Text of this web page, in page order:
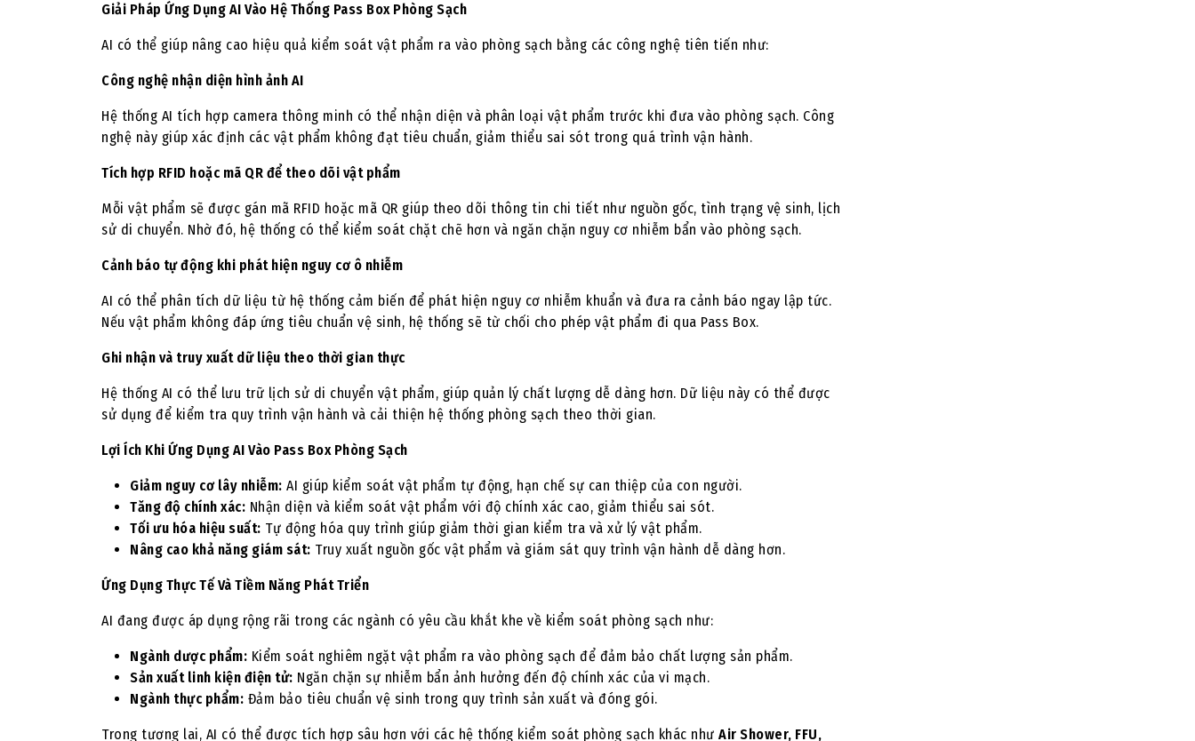
Giải Pháp Ứng Dụng AI Vào Hệ Thống Pass Box Phòng Sạch
AI có thể giúp nâng cao hiệu quả kiểm soát vật phẩm ra vào phòng sạch bằng các công nghệ tiên tiến như:
Công nghệ nhận diện hình ảnh AI
Hệ thống AI tích hợp camera thông minh có thể nhận diện và phân loại vật phẩm trước khi đưa vào phòng sạch. Công
nghệ này giúp xác định các vật phẩm không đạt tiêu chuẩn, giảm thiểu sai sót trong quá trình vận hành.
Tích hợp RFID hoặc mã QR để theo dõi vật phẩm
Mỗi vật phẩm sẽ được gán mã RFID hoặc mã QR giúp theo dõi thông tin chi tiết như nguồn gốc, tình trạng vệ sinh, lịch
sử di chuyển. Nhờ đó, hệ thống có thể kiểm soát chặt chẽ hơn và ngăn chặn nguy cơ nhiễm bẩn vào phòng sạch.
Cảnh báo tự động khi phát hiện nguy cơ ô nhiễm
AI có thể phân tích dữ liệu từ hệ thống cảm biến để phát hiện nguy cơ nhiễm khuẩn và đưa ra cảnh báo ngay lập tức.
Nếu vật phẩm không đáp ứng tiêu chuẩn vệ sinh, hệ thống sẽ từ chối cho phép vật phẩm đi qua Pass Box.
Ghi nhận và truy xuất dữ liệu theo thời gian thực
Hệ thống AI có thể lưu trữ lịch sử di chuyển vật phẩm, giúp quản lý chất lượng dễ dàng hơn. Dữ liệu này có thể được
sử dụng để kiểm tra quy trình vận hành và cải thiện hệ thống phòng sạch theo thời gian.
Lợi Ích Khi Ứng Dụng AI Vào Pass Box Phòng Sạch
Giảm nguy cơ lây nhiễm: AI giúp kiểm soát vật phẩm tự động, hạn chế sự can thiệp của con người.
Tăng độ chính xác: Nhận diện và kiểm soát vật phẩm với độ chính xác cao, giảm thiểu sai sót.
Tối ưu hóa hiệu suất: Tự động hóa quy trình giúp giảm thời gian kiểm tra và xử lý vật phẩm.
Nâng cao khả năng giám sát: Truy xuất nguồn gốc vật phẩm và giám sát quy trình vận hành dễ dàng hơn.
Ứng Dụng Thực Tế Và Tiềm Năng Phát Triển
AI đang được áp dụng rộng rãi trong các ngành có yêu cầu khắt khe về kiểm soát phòng sạch như:
Ngành dược phẩm: Kiểm soát nghiêm ngặt vật phẩm ra vào phòng sạch để đảm bảo chất lượng sản phẩm.
Sản xuất linh kiện điện tử: Ngăn chặn sự nhiễm bẩn ảnh hưởng đến độ chính xác của vi mạch.
Ngành thực phẩm: Đảm bảo tiêu chuẩn vệ sinh trong quy trình sản xuất và đóng gói.
Trong tương lai, AI có thể được tích hợp sâu hơn với các hệ thống kiểm soát phòng sạch khác như Air Shower, FFU,